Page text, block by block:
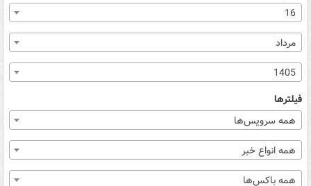
16
مرداد
1405
فیلترها
همه سرویس‌ها
همه انواع خبر
همه باکس‌ها